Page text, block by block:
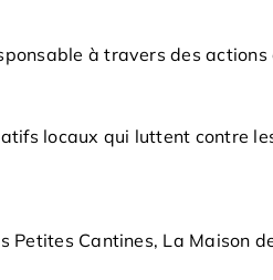
à travers des
locaux qui luttent contre
Cantines, La Maison